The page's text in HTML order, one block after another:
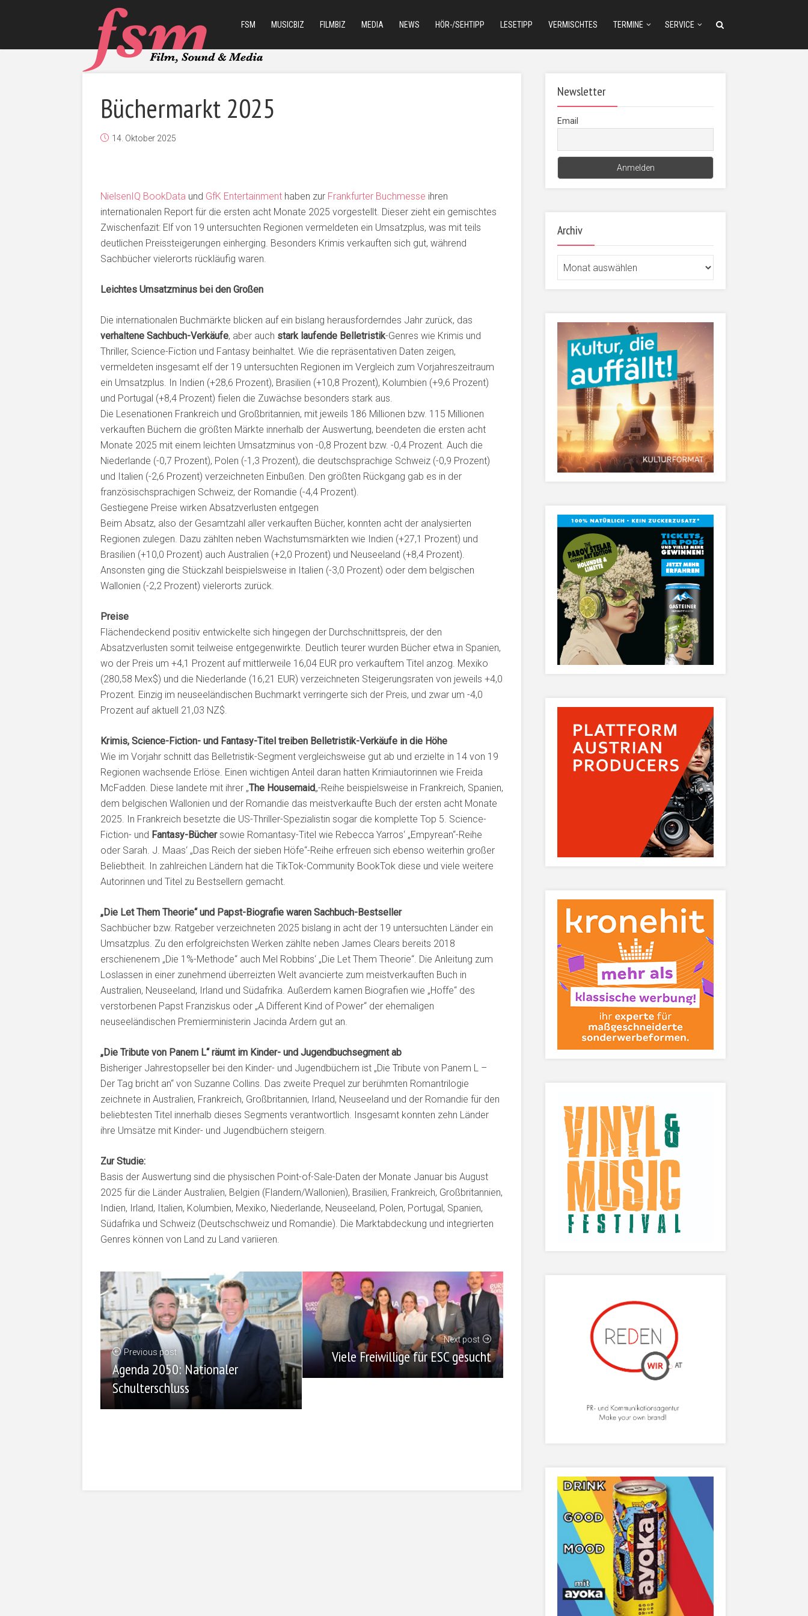
FSM MUSICBIZ FILMBIZ MEDIA NEWS HÖR-/SEHTIPP LESETIPP VERMISCHTES TERMINE SERVICE
Büchermarkt 2025
14. Oktober 2025
NielsenIQ BookData und GfK Entertainment haben zur Frankfurter Buchmesse ihren
internationalen Report für die ersten acht Monate 2025 vorgestellt. Dieser zieht ein gemischtes
Zwischenfazit: Elf von 19 untersuchten Regionen vermeldeten ein Umsatzplus, was mit teils
deutlichen Preissteigerungen einherging. Besonders Krimis verkauften sich gut, während
Sachbücher vielerorts rückläufig waren.
Leichtes Umsatzminus bei den Großen
Die internationalen Buchmärkte blicken auf ein bislang herausforderndes Jahr zurück, das
verhaltene Sachbuch-Verkäufe, aber auch stark laufende Belletristik-Genres wie Krimis und
Thriller, Science-Fiction und Fantasy beinhaltet. Wie die repräsentativen Daten zeigen,
vermeldeten insgesamt elf der 19 untersuchten Regionen im Vergleich zum Vorjahreszeitraum
ein Umsatzplus. In Indien (+28,6 Prozent), Brasilien (+10,8 Prozent), Kolumbien (+9,6 Prozent)
und Portugal (+8,4 Prozent) fielen die Zuwächse besonders stark aus.
Die Lesenationen Frankreich und Großbritannien, mit jeweils 186 Millionen bzw. 115 Millionen
verkauften Büchern die größten Märkte innerhalb der Auswertung, beendeten die ersten acht
Monate 2025 mit einem leichten Umsatzminus von -0,8 Prozent bzw. -0,4 Prozent. Auch die
Niederlande (-0,7 Prozent), Polen (-1,3 Prozent), die deutschsprachige Schweiz (-0,9 Prozent)
und Italien (-2,6 Prozent) verzeichneten Einbußen. Den größten Rückgang gab es in der
französischsprachigen Schweiz, der Romandie (-4,4 Prozent).
Gestiegene Preise wirken Absatzverlusten entgegen
Beim Absatz, also der Gesamtzahl aller verkauften Bücher, konnten acht der analysierten
Regionen zulegen. Dazu zählten neben Wachstumsmärkten wie Indien (+27,1 Prozent) und
Brasilien (+10,0 Prozent) auch Australien (+2,0 Prozent) und Neuseeland (+8,4 Prozent).
Ansonsten ging die Stückzahl beispielsweise in Italien (-3,0 Prozent) oder dem belgischen
Wallonien (-2,2 Prozent) vielerorts zurück.
Preise
Flächendeckend positiv entwickelte sich hingegen der Durchschnittspreis, der den
Absatzverlusten somit teilweise entgegenwirkte. Deutlich teurer wurden Bücher etwa in Spanien,
wo der Preis um +4,1 Prozent auf mittlerweile 16,04 EUR pro verkauftem Titel anzog. Mexiko
(280,58 Mex$) und die Niederlande (16,21 EUR) verzeichneten Steigerungsraten von jeweils +4,0
Prozent. Einzig im neuseeländischen Buchmarkt verringerte sich der Preis, und zwar um -4,0
Prozent auf aktuell 21,03 NZ$.
Krimis, Science-Fiction- und Fantasy-Titel treiben Belletristik-Verkäufe in die Höhe
Wie im Vorjahr schnitt das Belletristik-Segment vergleichsweise gut ab und erzielte in 14 von 19
Regionen wachsende Erlöse. Einen wichtigen Anteil daran hatten Krimiautorinnen wie Freida
McFadden. Diese landete mit ihrer „The Housemaid„-Reihe beispielsweise in Frankreich, Spanien,
dem belgischen Wallonien und der Romandie das meistverkaufte Buch der ersten acht Monate
2025. In Frankreich besetzte die US-Thriller-Spezialistin sogar die komplette Top 5. Science-
Fiction- und Fantasy-Büchersowie Romantasy-Titel wie Rebecca Yarros‘ „Empyrean“-Reihe
oder Sarah. J. Maas‘ „Das Reich der sieben Höfe“-Reihe erfreuen sich ebenso weiterhin großer
Beliebtheit. In zahlreichen Ländern hat die TikTok-Community BookTok diese und viele weitere
Autorinnen und Titel zu Bestsellern gemacht.
„Die Let Them Theorie“ und Papst-Biografie waren Sachbuch-Bestseller
Sachbücher bzw. Ratgeber verzeichneten 2025 bislang in acht der 19 untersuchten Länder ein
Umsatzplus. Zu den erfolgreichsten Werken zählte neben James Clears bereits 2018
erschienenem „Die 1%-Methode“ auch Mel Robbins‘ „Die Let Them Theorie“. Die Anleitung zum
Loslassen in einer zunehmend überreizten Welt avancierte zum meistverkauften Buch in
Australien, Neuseeland, Irland und Südafrika. Außerdem kamen Biografien wie „Hoffe“ des
verstorbenen Papst Franziskus oder „A Different Kind of Power“ der ehemaligen
neuseeländischen Premierministerin Jacinda Ardern gut an.
„Die Tribute von Panem L“ räumt im Kinder- und Jugendbuchsegment ab
Bisheriger Jahrestopseller bei den Kinder- und Jugendbüchern ist „Die Tribute von Panem L –
Der Tag bricht an“ von Suzanne Collins. Das zweite Prequel zur berühmten Romantrilogie
zeichnete in Australien, Frankreich, Großbritannien, Irland, Neuseeland und der Romandie für den
beliebtesten Titel innerhalb dieses Segments verantwortlich. Insgesamt konnten zehn Länder
ihre Umsätze mit Kinder- und Jugendbüchern steigern.
Zur Studie:
Basis der Auswertung sind die physischen Point-of-Sale-Daten der Monate Januar bis August
2025 für die Länder Australien, Belgien (Flandern/Wallonien), Brasilien, Frankreich, Großbritannien,
Indien, Irland, Italien, Kolumbien, Mexiko, Niederlande, Neuseeland, Polen, Portugal, Spanien,
Südafrika und Schweiz (Deutschschweiz und Romandie). Die Marktabdeckung und integrierten
Genres können von Land zu Land variieren.
Previous post
Agenda 2050: Nationaler
Schulterschluss
Next post
Viele Freiwillige für ESC gesucht
Newsletter
Email
Archiv
Archiv